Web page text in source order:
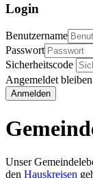
Login
Benutzername
Passwort
Sicherheitscode
Angemeldet bleiben
Anmelden
Unser
den Hauskreisen